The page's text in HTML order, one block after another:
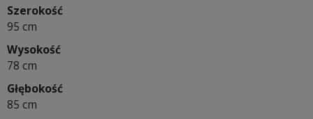
Szerokość
95 cm
Wysokość
78 cm
Głębokość
85 cm